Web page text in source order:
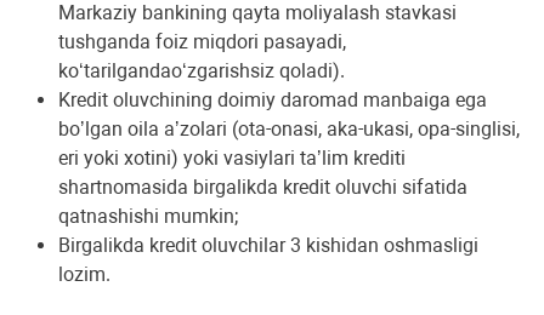
Markaziy bankining qayta moliyalash stavkasi
tushganda foiz miqdori pasayadi,
ko‘tarilgandao‘zgarishsiz qoladi).
Kredit oluvchining doimiy daromad manbaiga ega
boʼlgan oila aʼzolari (ota-onasi, aka-ukasi, opa-singlisi,
eri yoki xotini) yoki vasiylari taʼlim krediti
shartnomasida birgalikda kredit oluvchi sifatida
qatnashishi mumkin;
Birgalikda kredit oluvchilar 3 kishidan oshmasligi
lozim.